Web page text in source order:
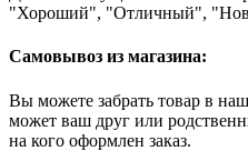
"Хороший", "Отличный",
Самовывоз из магазина:
Вы можете забрать товар в
может ваш друг или
на кого оформлен заказ.